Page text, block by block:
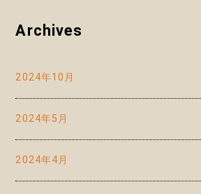
Archives
2024年10月
2024年5月
2024年4月